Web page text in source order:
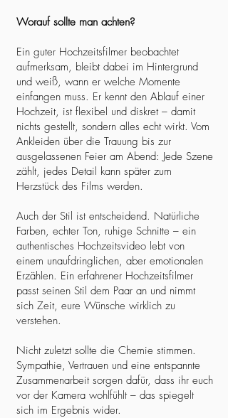
Worauf sollte man achten?
Ein guter Hochzeitsfilmer beobachtet
aufmerksam, bleibt dabei im Hintergrund
und weiß, wann er welche Momente
einfangen muss. Er kennt den Ablauf einer
Hochzeit, ist flexibel und diskret – damit
nichts gestellt, sondern alles echt wirkt. Vom
Ankleiden über die Trauung bis zur
ausgelassenen Feier am Abend: Jede Szene
zählt, jedes Detail kann später zum
Herzstück des Films werden.
Auch der Stil ist entscheidend. Natürliche
Farben, echter Ton, ruhige Schnitte – ein
authentisches Hochzeitsvideo lebt von
einem unaufdringlichen, aber emotionalen
Erzählen. Ein erfahrener Hochzeitsfilmer
passt seinen Stil dem Paar an und nimmt
sich Zeit, eure Wünsche wirklich zu
verstehen.
Nicht zuletzt sollte die Chemie stimmen.
Sympathie, Vertrauen und eine entspannte
Zusammenarbeit sorgen dafür, dass ihr euch
vor der Kamera wohlfühlt – das spiegelt
sich im Ergebnis wider.